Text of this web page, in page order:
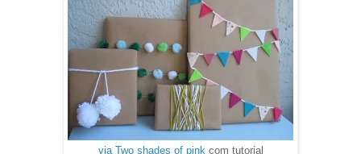
via Two shades of pink com tutorial